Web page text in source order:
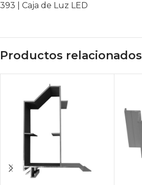
393 | Caja de Luz LED
Productos relacionados